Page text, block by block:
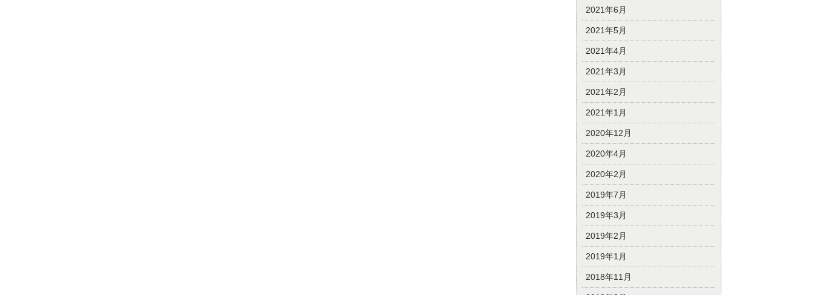
2021年6月
2021年5月
2021年4月
2021年3月
2021年2月
2021年1月
2020年12月
2020年4月
2020年2月
2019年7月
2019年3月
2019年2月
2019年1月
2018年11月